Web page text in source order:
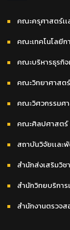
คณะครุศาสตร์เ
คณะเทคโนโลยีก
คณะบริหารธุรกิจ
คณะวิทยาศาสตร์
คณะวิศวกรรมศ
คณะศิลปศาสตร์
สถาบันวิจัยเเละ
สำนักส่งเสริมวิช
สำนักวิทยบริการ
สำนักงานตรวจส